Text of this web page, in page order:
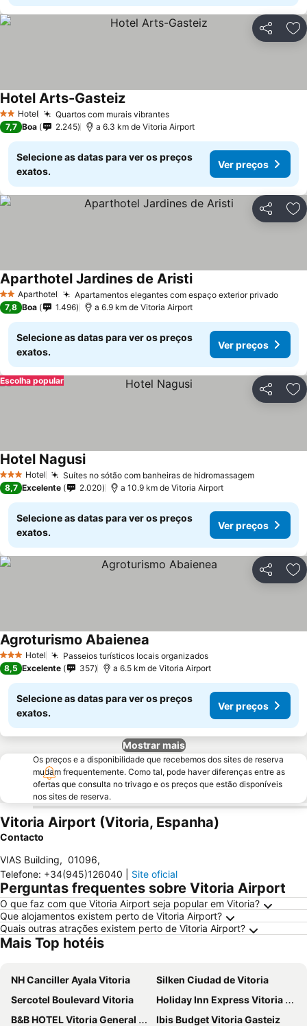
Partilhar
2 Estrelas
Hotel Quartos com murais vibrantesVer preços
Hotel Arts-GasteizVer preços
7,7 Boa 2.245 a 6.3 km de Vitoria Airport
Selecione as datas para ver os preços
exatos.
Ver preços
Partilhar
2 EstrelasAparthotel Apartamentos elegantes com espaço exterior privadoVer
Aparthotel Jardines de AristiVer preços
7,8 Boa 1.496 a 6.9 km de Vitoria Airport
Selecione as datas para ver os preços
exatos.
Ver preços
Partilhar
Escolha popular
3 EstrelasHotel Suítes no sótão com banheiras de hidromassagemVer
Hotel NagusiVer preços
8,7 Excelente 2.020 a 10.9 km de Vitoria Airport
Selecione as datas para ver os preços
exatos.
Ver preços
Partilhar
3 EstrelasHotel Passeios turísticos locais organizadosVer preços
Agroturismo Abaienea
8,5 Excelente 357 a 6.5 km de Vitoria Airport
Selecione as datas para ver os preços
exatos.
Ver preços
Mostrar mais
Os preços e a disponibilidade que recebemos dos sites de reserva
mudam frequentemente. Como tal, pode haver diferenças entre as
ofertas que consulta no trivago e os preços que estão disponíveis
nos sites de reserva.
Vitoria Airport (Vitoria, Espanha)
Contacto
VIAS Building, 01096,
Telefone: +34(945)126040 Site oficial
Perguntas frequentes sobre Vitoria Airport
O que faz com que Vitoria Airport seja popular em Vitoria?
Que alojamentos existem perto de Vitoria Airport?
Quais outras atrações existem perto de Vitoria Airport?
Mais Top hotéis
NH Canciller Ayala Vitoria
Silken Ciudad de Vitoria
Sercotel Boulevard Vitoria
Holiday Inn Express Vitoria by IHG
B&B HOTEL Vitoria General Álava
Ibis Budget Vitoria Gasteiz